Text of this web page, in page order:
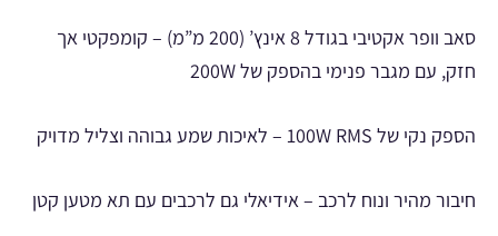
סאב וופר אקטיבי בגודל 8 אינץ’ (200 מ”מ) – קומפקטי אך
חזק, עם מגבר פנימי בהספק של 200W
הספק נקי של 100W RMS – לאיכות שמע גבוהה וצליל מדויק
חיבור מהיר ונוח לרכב – אידיאלי גם לרכבים עם תא מטען קטן